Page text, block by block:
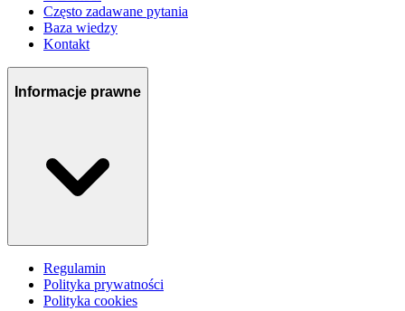
Często zadawane pytania
Baza wiedzy
Kontakt
Informacje prawne
Regulamin
Polityka prywatności
Polityka cookies